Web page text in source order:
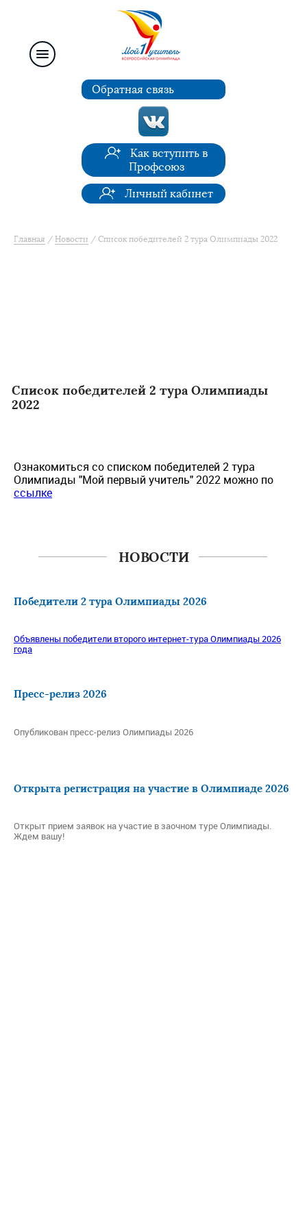
Обратная связь
Как вступить в
Профсоюз
Личный кабинет
Главная Новости Список победителей 2 тура Олимпиады 2022
Список победителей 2 тура Олимпиады
2022
Ознакомиться со списком победителей 2 тура
Олимпиады "Мой первый учитель" 2022 можно по
ссылке
НОВОСТИ
Победители 2 тура Олимпиады 2026
Объявлены победители второго интернет-тура Олимпиады 2026
года
Пресс-релиз 2026
Опубликован пресс-релиз Олимпиады 2026
Открыта регистрация на участие в Олимпиаде 2026
Открыт прием заявок на участие в заочном туре Олимпиады.
Ждем вашу!